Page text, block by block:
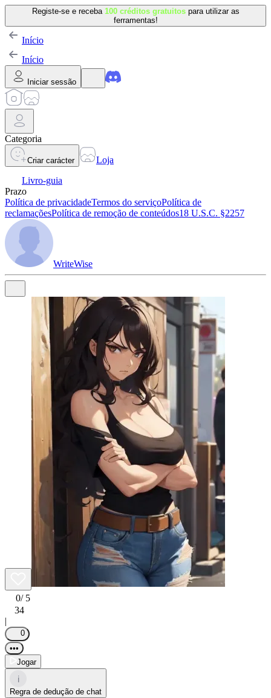
Registe-se e receba 100 créditos gratuitos para utilizar as
ferramentas!
Início
Início
Iniciar sessão
Categoria
Criar carácter
Loja
Livro-guia
Prazo
Política de privacidadeTermos do serviçoPolítica de
reclamaçõesPolítica de remoção de conteúdos18 U.S.C. §2257
WriteWise
0/ 5
34
|
0
•••
Jogar
i
Regra de dedução de chat